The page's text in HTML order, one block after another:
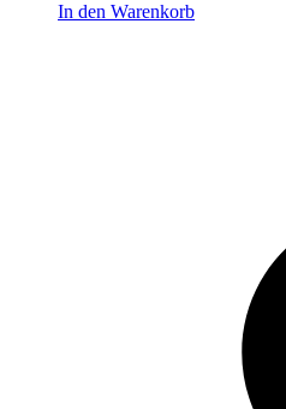
In den Warenkorb